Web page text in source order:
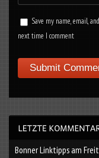
Save my name, email,
next time I comment
Bonner Linktipps am